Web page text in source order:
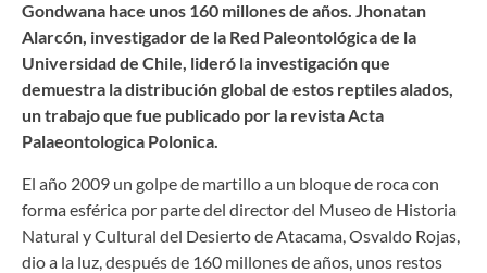
Gondwana hace unos 160 millones de años. Jhonatan
Alarcón, investigador de la Red Paleontológica de la
Universidad de Chile, lideró la investigación que
demuestra la distribución global de estos reptiles alados,
un trabajo que fue publicado por la revista Acta
Palaeontologica Polonica.
El año 2009 un golpe de martillo a un bloque de roca con
forma esférica por parte del director del Museo de Historia
Natural y Cultural del Desierto de Atacama, Osvaldo Rojas,
dio a la luz, después de 160 millones de años, unos restos